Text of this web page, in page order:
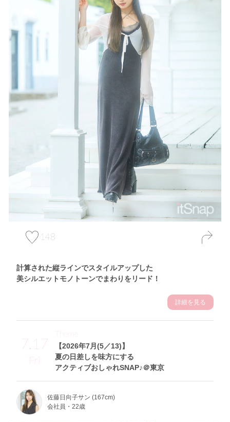
148
計算された縦ラインでスタイルアップした
美シルエットモノトーンでまわりをリード！
詳細を見る
7.17
Fri
【2026年7月(5／13)】
夏の日差しを味方にする
アクティブおしゃれSNAP♪＠東京
Theme
佐藤日向子サン (167cm)
会社員・22歳